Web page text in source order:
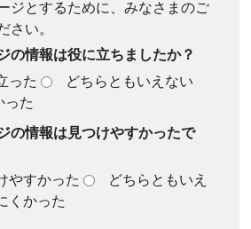
ジとするために、みなさまのご
さい。
の情報は役に立ちましたか？
った
どちらともいえない
った
の情報は見つけやすかったで
やすかった
どちらともいえ
くかった